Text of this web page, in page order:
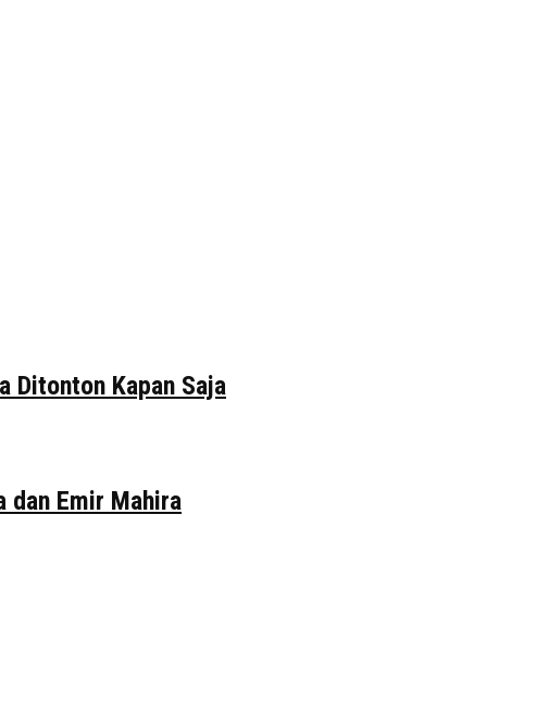
Ditonton Kapan Saja
Emir Mahira